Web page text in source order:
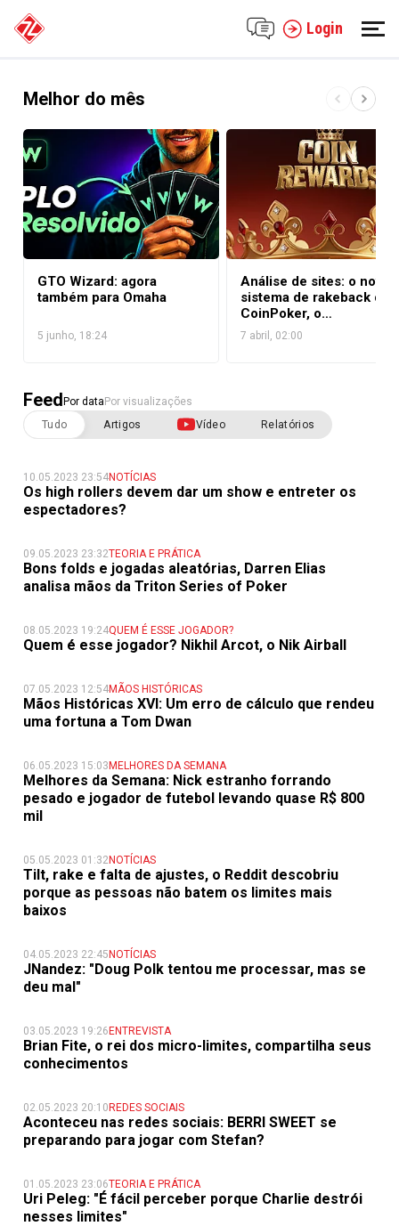
Login
Melhor do mês
GTO Wizard: agora
também para Omaha
5 junho, 18:24
Análise de sites: o novo
sistema de rakeback do
CoinPoker, o
CoinRewards
7 abril, 02:00
Feed Por data Por visualizações
Tudo
Artigos Vídeo Relatórios
10.05.2023 23:54NOTÍCIAS
Os high rollers devem dar um show e entreter os
espectadores?
09.05.2023 23:32TEORIA E PRÁTICA
Bons folds e jogadas aleatórias, Darren Elias
analisa mãos da Triton Series of Poker
08.05.2023 19:24QUEM É ESSE JOGADOR?
Quem é esse jogador? Nikhil Arcot, o Nik Airball
07.05.2023 12:54MÃOS HISTÓRICAS
Mãos Históricas XVI: Um erro de cálculo que rendeu
uma fortuna a Tom Dwan
06.05.2023 15:03 MELHORES DA SEMANA
Melhores da Semana: Nick estranho forrando
pesado e jogador de futebol levando quase R$ 800
mil
05.05.2023 01:32NOTÍCIAS
Tilt, rake e falta de ajustes, o Reddit descobriu
porque as pessoas não batem os limites mais
baixos
04.05.2023 22:45 NOTÍCIAS
JNandez: "Doug Polk tentou me processar, mas se
deu mal"
03.05.2023 19:26 ENTREVISTA
Brian Fite, o rei dos micro-limites, compartilha seus
conhecimentos
02.05.2023 20:10 REDES SOCIAIS
Aconteceu nas redes sociais: BERRI SWEET se
preparando para jogar com Stefan?
01.05.2023 23:06TEORIA E PRÁTICA
Uri Peleg: "É fácil perceber porque Charlie destrói
nesses limites"